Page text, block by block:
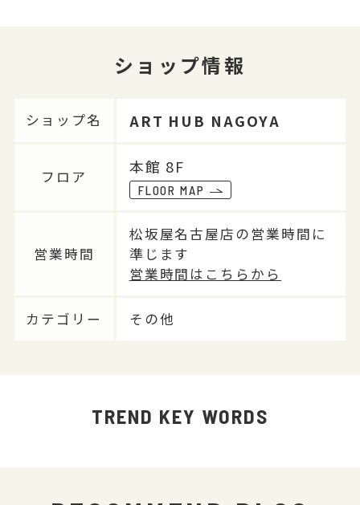
ショップ情報
ショップ名 ART HUB NAGOYA
フロア
本館 8F
FLOOR MAP
営業時間
松坂屋名古屋店の営業時間に
準じます
営業時間はこちらから
カテゴリー その他
TREND KEY WORDS